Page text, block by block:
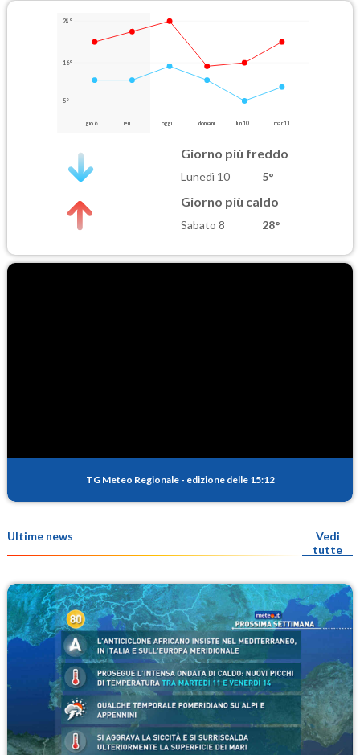
28°
16°
5°
gio 6 ieri oggi domani lun 10 mar 11
Giorno più freddo
Lunedì 10 5°
Giorno più caldo
Sabato 8 28°
TG Meteo Regionale - edizione delle 15:12
Ultime news
Vedi
tutte